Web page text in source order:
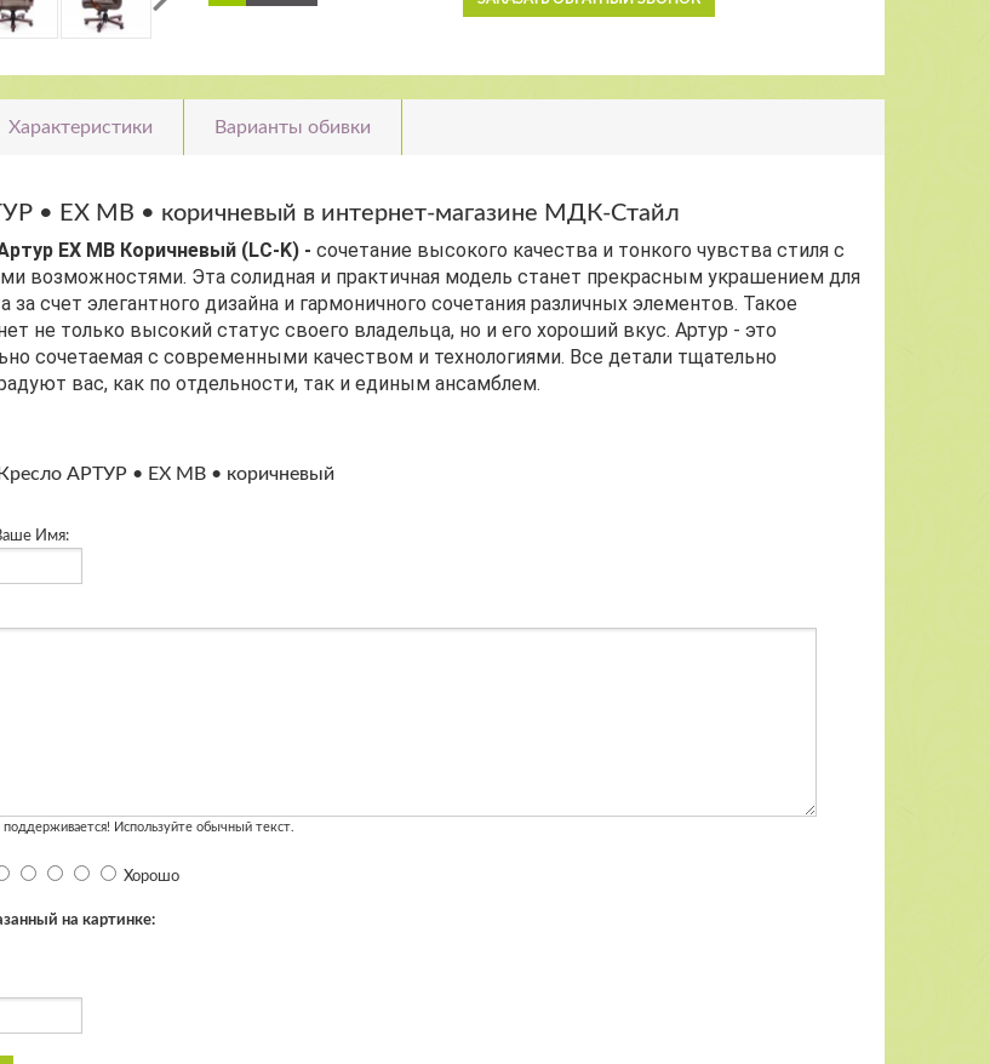
Характеристики Варианты обивки
• EX MB • коричневый в интернет-магазине МДК-Стайл
EX MB Коричневый (LC-K) - сочетание высокого качества и тонкого чувства стиля с
возможностями. Эта солидная и практичная модель станет прекрасным украшением для
за счет элегантного дизайна и гармоничного сочетания различных элементов. Такое
не только высокий статус своего владельца, но и его хороший вкус. Артур - это
сочетаемая с современными качеством и технологиями. Все детали тщательно
вас, как по отдельности, так и единым ансамблем.
АРТУР • EX MB • коричневый
Имя:
поддерживается! Используйте обычный текст.
Хорошо
на картинке: